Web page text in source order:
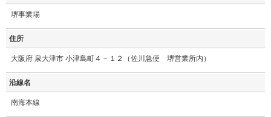
堺事業場
住所
大阪府 泉大津市 小津島町４－１２（佐川急便 堺営業所内）
沿線名
南海本線